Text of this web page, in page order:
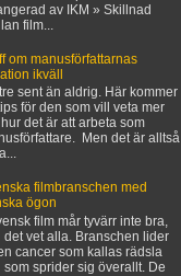
av IKM » Skillnad
film...
om manusförfattarnas
ikväll
sent än aldrig. Här kommer
för den som vill veta mer
det är att arbeta som
Men det är alltså
filmbranschen med
ögon
film mår tyvärr inte bra,
det vet alla. Branschen lider
cancer som kallas rädsla
som sprider sig överallt. De